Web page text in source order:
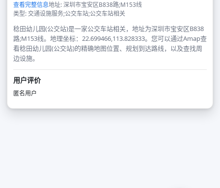
查看完整信息地址: 深圳市宝安区B838路;M153线
类型: 交通设施服务;公交车站;公交车站相关
稔田幼儿园(公交站)是一家公交车站相关，地址为深圳市宝安区B838
路;M153线。地理坐标：22.699466,113.828333。您可以通过Amap查
看稔田幼儿园(公交站)的精确地图位置、规划到达路线，以及查找周
边设施。
用户评价
匿名用户